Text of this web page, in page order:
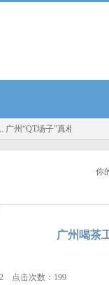
州“QT场子”真相：深圳大
你
广州喝茶
点击次数：199